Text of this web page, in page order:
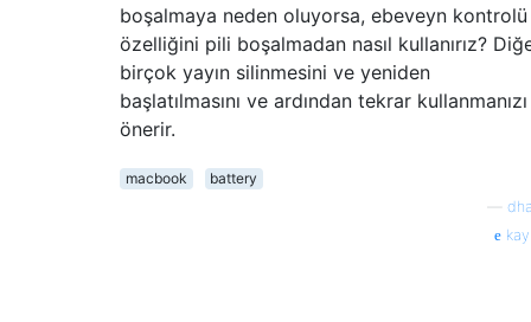
boşalmaya neden oluyorsa, ebeveyn kontrolü
özelliğini pili boşalmadan nasıl kullanırız?
birçok yayın silinmesini ve yeniden
başlatılmasını ve ardından tekrar kullanmanızı
önerir.
macbook
battery